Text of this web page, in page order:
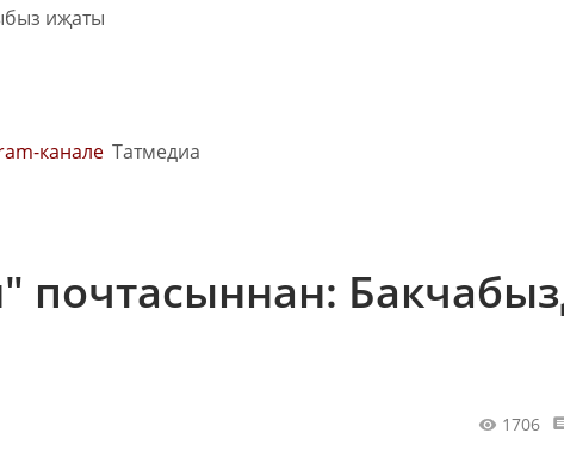
канале Татмедиа
почтасыннан:
1706